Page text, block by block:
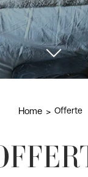
Home Offerte